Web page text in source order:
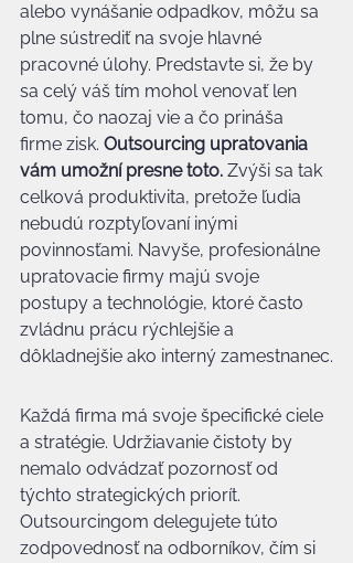
alebo vynášanie odpadkov, môžu sa
plne sústrediť na svoje hlavné
pracovné úlohy. Predstavte si, že by
sa celý váš tím mohol venovať len
tomu, čo naozaj vie a čo prináša
firme zisk. Outsourcing upratovania
vám umožní presne toto. Zvýši sa tak
celková produktivita, pretože ľudia
nebudú rozptyľovaní inými
povinnosťami. Navyše, profesionálne
upratovacie firmy majú svoje
postupy a technológie, ktoré často
zvládnu prácu rýchlejšie a
dôkladnejšie ako interný zamestnanec.
Každá firma má svoje špecifické ciele
a stratégie. Udržiavanie čistoty by
nemalo odvádzať pozornosť od
týchto strategických priorít.
Outsourcingom delegujete túto
zodpovednosť na odborníkov, čím si